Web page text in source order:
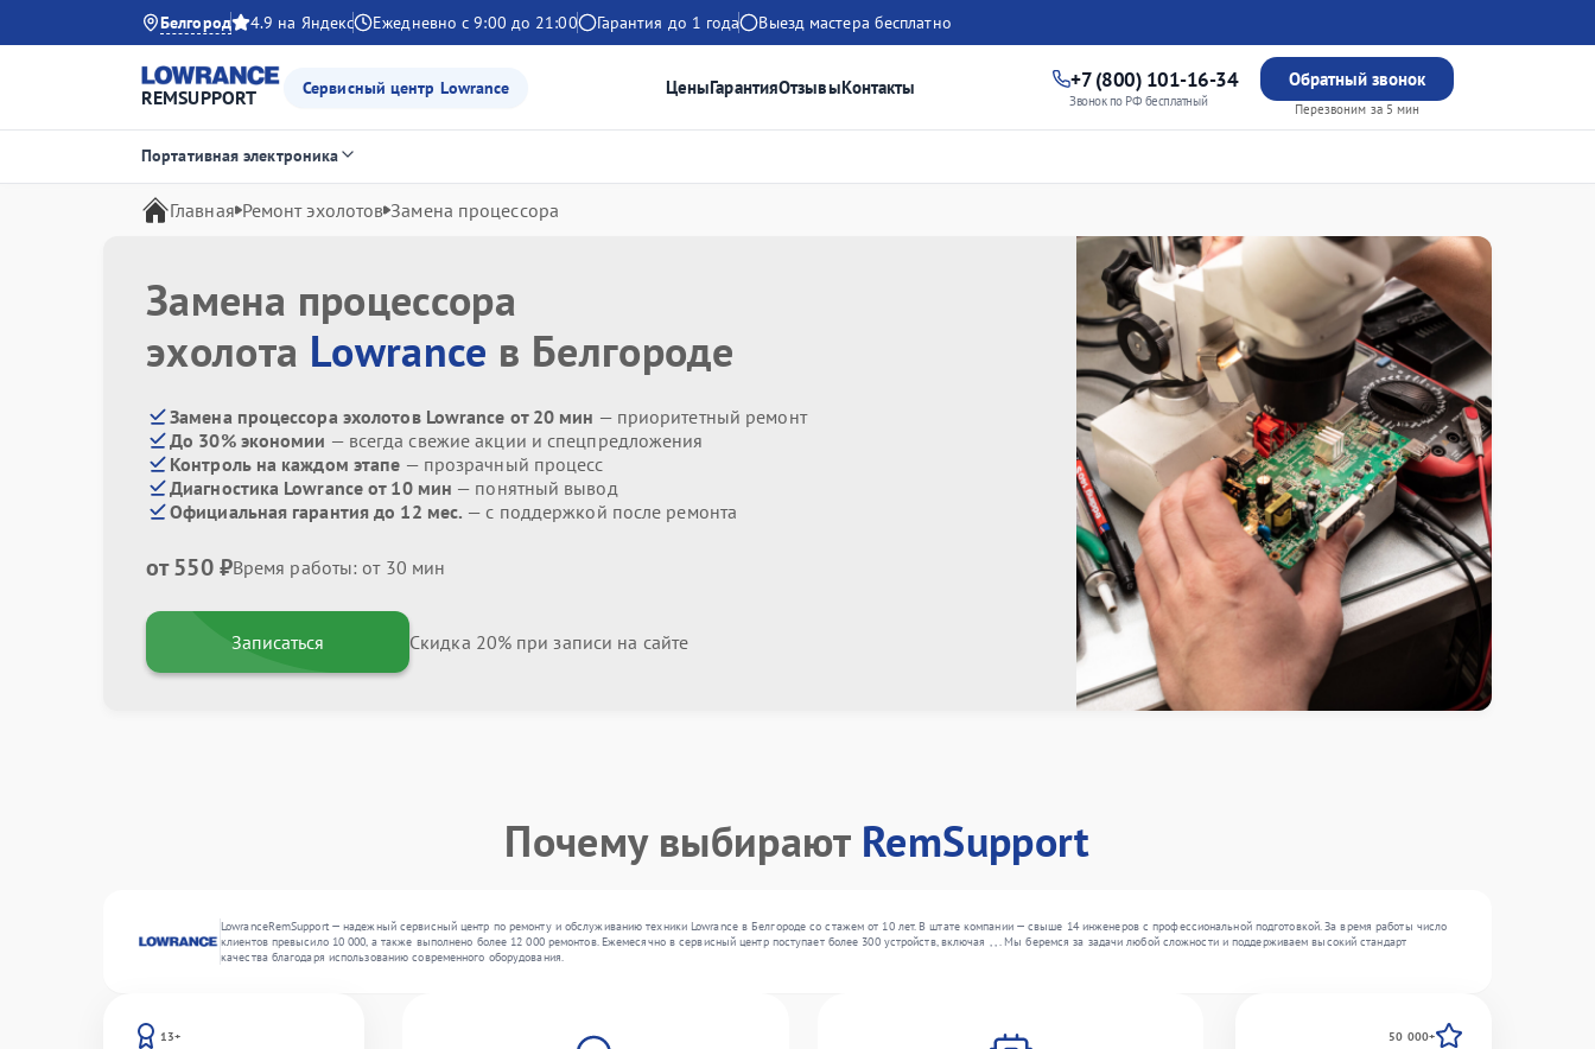
Белгород 4.9 на Яндекс Ежедневно с 9:00 до 21:00 Гарантия до 1 года Выезд мастера бесплатно
REMSUPPORT Сервисный центр Lowrance ЦеныГарантияОтзывыКонтакты +7 (800) 101-16-34
Звонок по РФ бесплатный
Обратный звонок
Перезвоним за 5 мин
Портативная электроника
Главная Ремонт эхолотов Замена процессора
Замена процессора
эхолота Lowrance в Белгороде
Замена процессора эхолотов Lowrance от 20 мин — приоритетный ремонт
До 30% экономии — всегда свежие акции и спецпредложения
Контроль на каждом этапе — прозрачный процесс
Диагностика Lowrance от 10 мин — понятный вывод
Официальная гарантия до 12 мес. — с поддержкой после ремонта
от 550 ₽Время работы: от 30 мин
Записаться Скидка 20% при записи на сайте
Почему выбирают RemSupport
LowranceRemSupport — надежный сервисный центр по ремонту и обслуживанию техники Lowrance в Белгороде со стажем от 10 лет. В штате компании — свыше 14 инженеров с профессиональной подготовкой. За время работы число
клиентов превысило 10 000, а также выполнено более 12 000 ремонтов. Ежемесячно в сервисный центр поступает более 300 устройств, включая , , . Мы беремся за задачи любой сложности и поддерживаем высокий стандарт
качества благодаря использованию современного оборудования.
13+
50 000+